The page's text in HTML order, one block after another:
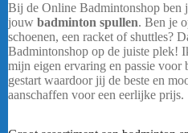
Bij de Online Badmintonshop ben
jouw badminton spullen. Ben je
schoenen, een racket of shuttles?
Badmintonshop op de juiste plek!
mijn eigen ervaring en passie
gestart waardoor jij de beste en
aanschaffen voor een eerlijke prijs.